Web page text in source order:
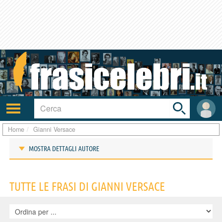
Attiva/disattiva
navigazione
User
area
Toggle
search
bar
Home Gianni Versace
MOSTRA DETTAGLI AUTORE
TUTTE LE FRASI DI GIANNI VERSACE